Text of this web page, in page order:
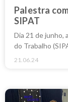
Palestra
SIPAT
Dia 21 de junho,
do Trabalho
21.06.24